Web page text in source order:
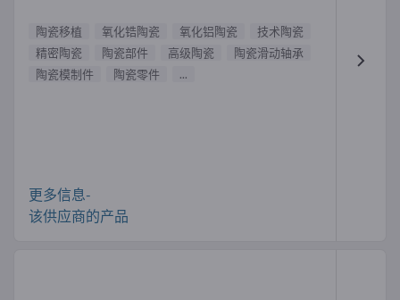
陶瓷移植 氧化锆陶瓷 氧化铝陶瓷
技术陶瓷
精密陶瓷
陶瓷部件 高级陶瓷
陶瓷滑动轴承
陶瓷模制件
陶瓷零件 ...
更多信息-
该供应商的产品